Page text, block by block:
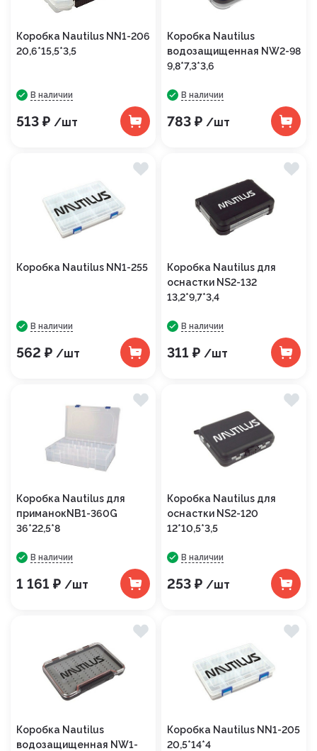
Коробка Nautilus NN1-206
20,6*15,5*3,5
В наличии
513 ₽ /шт
Коробка Nautilus
водозащищенная NW2-98
9,8*7,3*3,6
В наличии
783 ₽ /шт
Коробка Nautilus NN1-255
В наличии
562 ₽ /шт
Коробка Nautilus для
оснастки NS2-132
13,2*9,7*3,4
В наличии
311 ₽ /шт
Коробка Nautilus для
приманокNB1-360G
36*22,5*8
В наличии
1 161 ₽ /шт
Коробка Nautilus для
оснастки NS2-120
12*10,5*3,5
В наличии
253 ₽ /шт
Коробка Nautilus
водозащищенная NW1-
Коробка Nautilus NN1-205
20,5*14*4